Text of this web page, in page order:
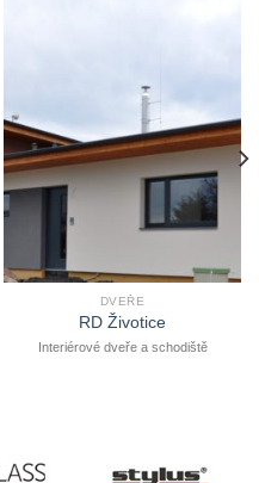
DVEŘE
RD Životice
Interiérové dveře a schodiště